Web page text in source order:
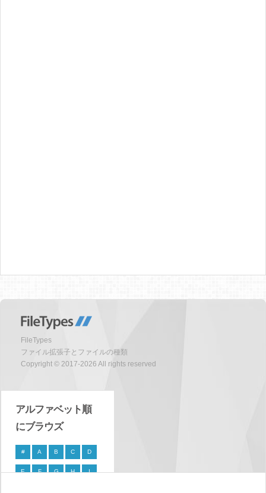
FileTypes
ファイル拡張子とファイルの種類
Copyright © 2017-2026 All rights reserved
アルファベット順
にブラウズ
# A B C D
E F G H I